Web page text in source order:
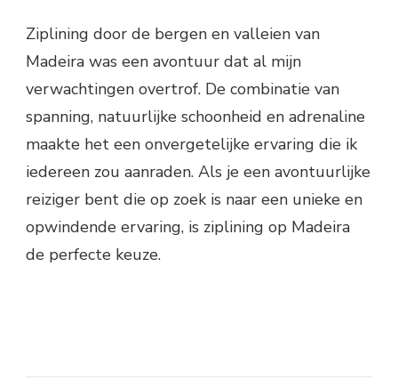
Ziplining door de bergen en valleien van
Madeira was een avontuur dat al mijn
verwachtingen overtrof. De combinatie van
spanning, natuurlijke schoonheid en adrenaline
maakte het een onvergetelijke ervaring die ik
iedereen zou aanraden. Als je een avontuurlijke
reiziger bent die op zoek is naar een unieke en
opwindende ervaring, is ziplining op Madeira
de perfecte keuze.